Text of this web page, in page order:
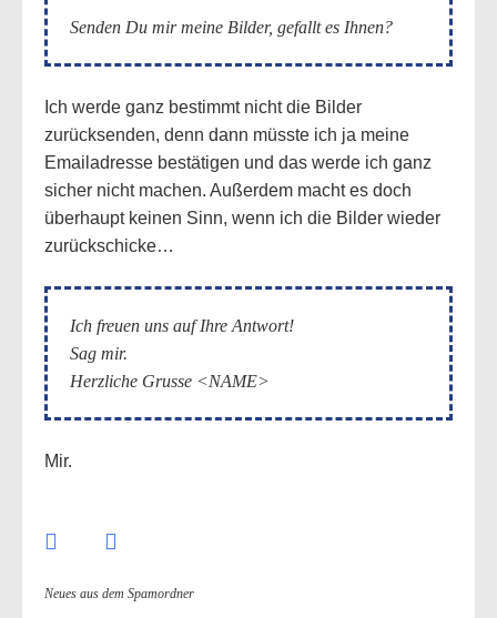
Senden Du mir meine Bilder, gefallt es Ihnen?
Ich werde ganz bestimmt nicht die Bilder
zurücksenden, denn dann müsste ich ja meine
Emailadresse bestätigen und das werde ich ganz
sicher nicht machen. Außerdem macht es doch
überhaupt keinen Sinn, wenn ich die Bilder wieder
zurückschicke…
Ich freuen uns auf Ihre Antwort!
Sag mir.
Herzliche Grusse <NAME>
Mir.
Neues aus dem Spamordner